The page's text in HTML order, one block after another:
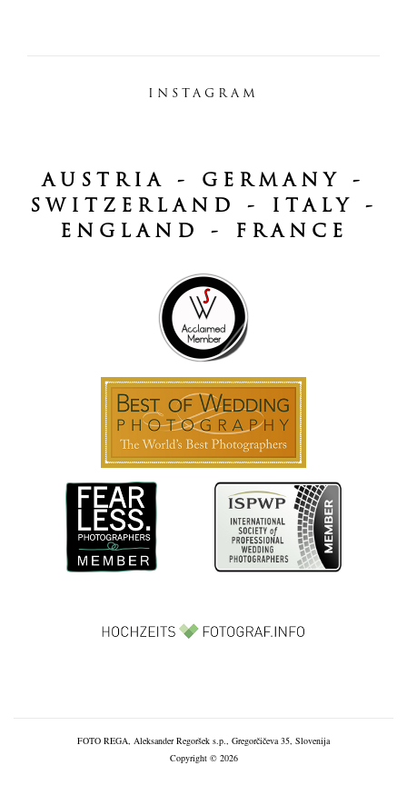
INSTAGRAM
AUSTRIA - GERMANY -
SWITZERLAND - ITALY -
ENGLAND - FRANCE
FOTO REGA, Aleksander Regoršek s.p., Gregorčičeva 35, Slovenija
Copyright © 2026